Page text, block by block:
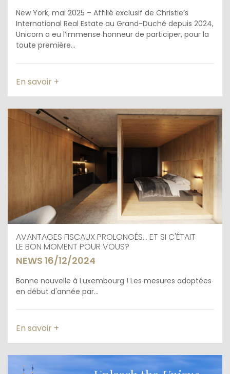
New York, mai 2025 – Affilié exclusif de Christie’s
International Real Estate au Grand-Duché depuis 2024,
Unicorn a eu l’immense honneur de participer, pour la
toute première...
En savoir +
AVANTAGES FISCAUX PROLONGÉS... ET SI C'ÉTAIT
LE BON MOMENT POUR VOUS?
NEWS 16/12/2024
Bonne nouvelle à Luxembourg ! Les mesures adoptées
en début d'année par...
En savoir +